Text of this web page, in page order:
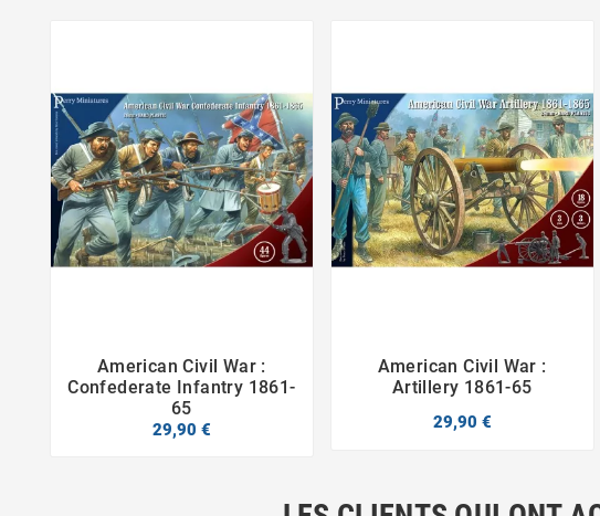
 
American Civil War :
Confederate Infantry 1861-
65
29,90 €
 
American Civil War :
Artillery 1861-65
29,90 €